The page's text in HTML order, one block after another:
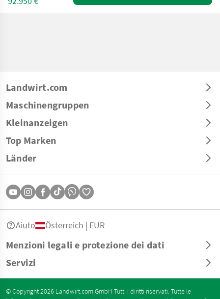
Landwirt.com
Maschinengruppen
Kleinanzeigen
Top Marken
Länder
Menzioni legali e protezione dei dati
Servizi
Aiuto Österreich | EUR
© Copyright 2026 Landwirt.com GmbH Tutti i diritti riservati. Tutte le